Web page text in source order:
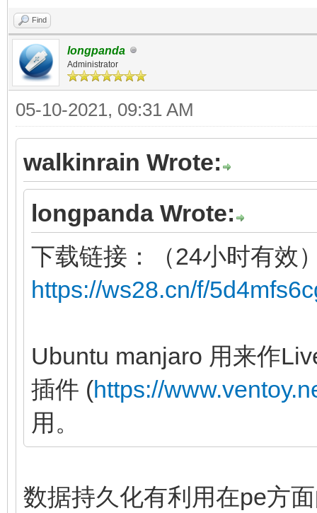
Find
longpanda
Administrator
05-10-2021, 09:31 AM
walkinrain Wrote:
longpanda Wrote:
下载链接：（24小时有效
https://ws28.cn/f/
Ubuntu manjaro 用来作
插件 (https://
用。
数据持久化有利用在pe方